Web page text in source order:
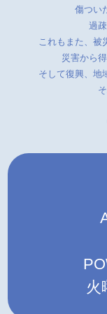
傷つい
過
これもまた、被
災害から
そして復興、地
火